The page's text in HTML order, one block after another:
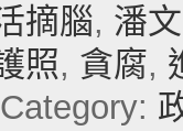
摘腦, 潘
照, 貪腐,
Category: